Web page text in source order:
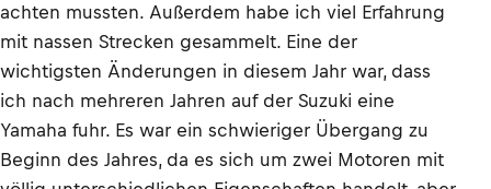
achten mussten. Außerdem habe ich viel Erfahrung
mit nassen Strecken gesammelt. Eine der
wichtigsten Änderungen in diesem Jahr war, dass
ich nach mehreren Jahren auf der Suzuki eine
Yamaha fuhr. Es war ein schwieriger Übergang zu
Beginn des Jahres, da es sich um zwei Motoren mit